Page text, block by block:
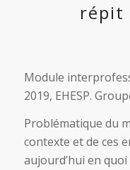
répit
Module
2019, EHESP.
Problématique du
contexte et de ces
aujourd’hui en